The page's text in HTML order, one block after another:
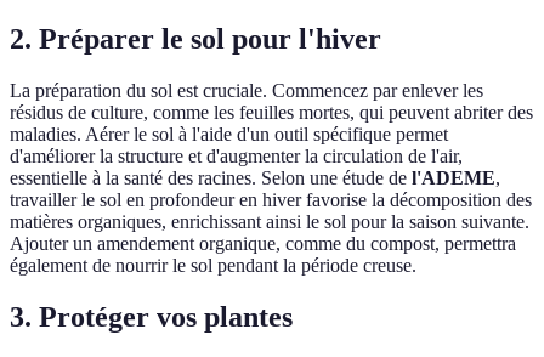
2. Préparer le sol pour l'hiver
La préparation du sol est cruciale. Commencez par enlever les
résidus de culture, comme les feuilles mortes, qui peuvent abriter des
maladies. Aérer le sol à l'aide d'un outil spécifique permet
d'améliorer la structure et d'augmenter la circulation de l'air,
essentielle à la santé des racines. Selon une étude de l'ADEME,
travailler le sol en profondeur en hiver favorise la décomposition des
matières organiques, enrichissant ainsi le sol pour la saison suivante.
Ajouter un amendement organique, comme du compost, permettra
également de nourrir le sol pendant la période creuse.
3. Protéger vos plantes